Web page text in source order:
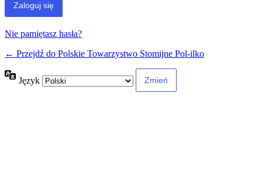
Nie pamiętasz hasła?
← Przejdź do Polskie Towarzystwo Stomijne Pol-ilko
Język